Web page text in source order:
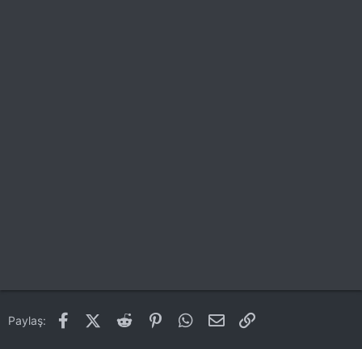
Paylaş: FacebookX (Twitter)
Reddit PinterestWhatsApp
E-posta